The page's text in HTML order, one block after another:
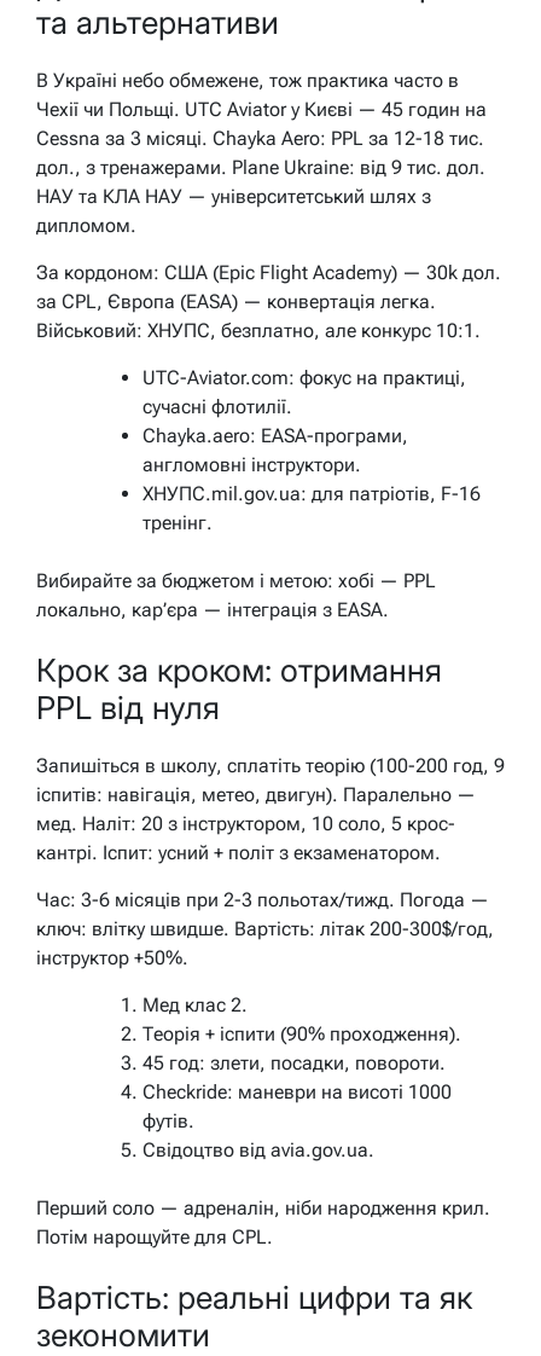
та альтернативи
В Україні небо обмежене, тож практика часто в
Чехії чи Польщі. UTC Aviator у Києві — 45 годин на
Cessna за 3 місяці. Chayka Aero: PPL за 12-18 тис.
дол., з тренажерами. Plane Ukraine: від 9 тис. дол.
НАУ та КЛА НАУ — університетський шлях з
дипломом.
За кордоном: США (Epic Flight Academy) — 30k дол.
за CPL, Європа (EASA) — конвертація легка.
Військовий: ХНУПС, безплатно, але конкурс 10:1.
UTC-Aviator.com: фокус на практиці,
сучасні флотилії.
Chayka.aero: EASA-програми,
англомовні інструктори.
ХНУПС.mil.gov.ua: для патріотів, F-16
тренінг.
Вибирайте за бюджетом і метою: хобі — PPL
локально, кар’єра — інтеграція з EASA.
Крок за кроком: отримання
PPL від нуля
Запишіться в школу, сплатіть теорію (100-200 год, 9
іспитів: навігація, метео, двигун). Паралельно —
мед. Наліт: 20 з інструктором, 10 соло, 5 крос-
кантрі. Іспит: усний + політ з екзаменатором.
Час: 3-6 місяців при 2-3 польотах/тижд. Погода —
ключ: влітку швидше. Вартість: літак 200-300$/год,
інструктор +50%.
Мед клас 2.
Теорія + іспити (90% проходження).
45 год: злети, посадки, повороти.
Checkride: маневри на висоті 1000
футів.
Свідоцтво від avia.gov.ua.
Перший соло — адреналін, ніби народження крил.
Потім нарощуйте для CPL.
Вартість: реальні цифри та як
зекономити